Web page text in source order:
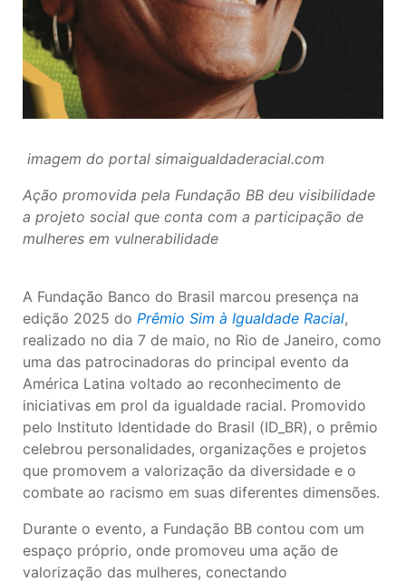
imagem do portal simaigualdaderacial.com
Ação promovida pela Fundação BB deu visibilidade
a projeto social que conta com a participação de
mulheres em vulnerabilidade
A Fundação Banco do Brasil marcou presença na
edição 2025 do Prêmio Sim à Igualdade Racial,
realizado no dia 7 de maio, no Rio de Janeiro, como
uma das patrocinadoras do principal evento da
América Latina voltado ao reconhecimento de
iniciativas em prol da igualdade racial. Promovido
pelo Instituto Identidade do Brasil (ID_BR), o prêmio
celebrou personalidades, organizações e projetos
que promovem a valorização da diversidade e o
combate ao racismo em suas diferentes dimensões.
Durante o evento, a Fundação BB contou com um
espaço próprio, onde promoveu uma ação de
valorização das mulheres, conectando